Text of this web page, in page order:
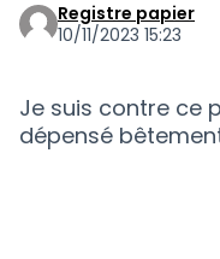
Registre papier
10/11/2023 15:23
Je suis contre ce
dépensé